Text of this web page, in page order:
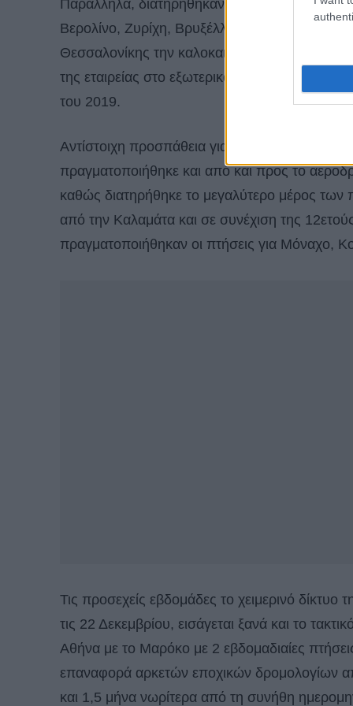
Παράλληλα, διατηρήθηκαν και τον Νοέμβριο
Βερολίνο, Ζυρίχη, Βρυξέλλες, Μιλάνο και
Θεσσαλονίκης την καλοκαιρινή περίοδο του
της εταιρείας στο εξωτερικό από το
του 2019.
Αντίστοιχη προσπάθεια για επιμήκυνση της
πραγματοποιήθηκε και από και προς το
καθώς διατηρήθηκε το μεγαλύτερο μέρος των
από την Καλαμάτα και σε συνέχιση της
πραγματοποιήθηκαν οι πτήσεις για Μόναχο,
Τις προσεχείς εβδομάδες το χειμερινό
τις 22 Δεκεμβρίου, εισάγεται ξανά και το
Αθήνα με το Μαρόκο με 2 εβδομαδιαίες
επαναφορά αρκετών εποχικών δρομολογίων
και 1,5 μήνα νωρίτερα από τη συνήθη